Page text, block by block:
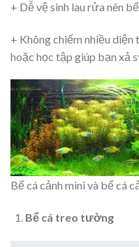
+ Dễ vệ sinh lau rửa nên
+ Không chiếm nhiều
hoặc học tập giúp bạn xả
Bể cá cảnh mini và bể cá
Bểcá treo tường